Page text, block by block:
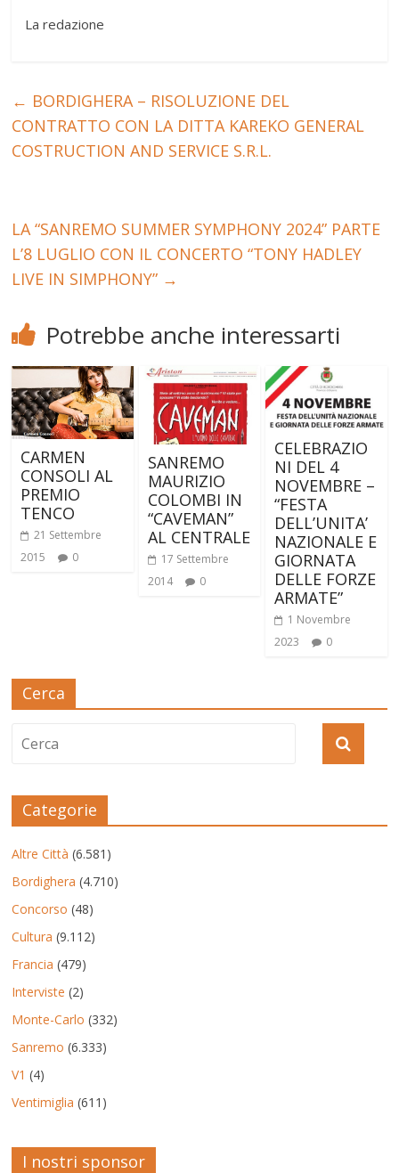
La redazione
← BORDIGHERA – RISOLUZIONE DEL
CONTRATTO CON LA DITTA KAREKO GENERAL
COSTRUCTION AND SERVICE S.R.L.
LA “SANREMO SUMMER SYMPHONY 2024” PARTE
L’8 LUGLIO CON IL CONCERTO “TONY HADLEY
LIVE IN SIMPHONY” →
Potrebbe anche interessarti
CARMEN
CONSOLI AL
PREMIO
TENCO
21 Settembre
2015
0
SANREMO
MAURIZIO
COLOMBI IN
“CAVEMAN”
AL CENTRALE
17 Settembre
2014
0
CELEBRAZIO
NI DEL 4
NOVEMBRE –
“FESTA
DELL’UNITA’
NAZIONALE E
GIORNATA
DELLE FORZE
ARMATE”
1 Novembre
2023
0
Cerca
Categorie
Altre Città (6.581)
Bordighera (4.710)
Concorso (48)
Cultura (9.112)
Francia (479)
Interviste (2)
Monte-Carlo (332)
Sanremo (6.333)
V1 (4)
Ventimiglia (611)
I nostri sponsor